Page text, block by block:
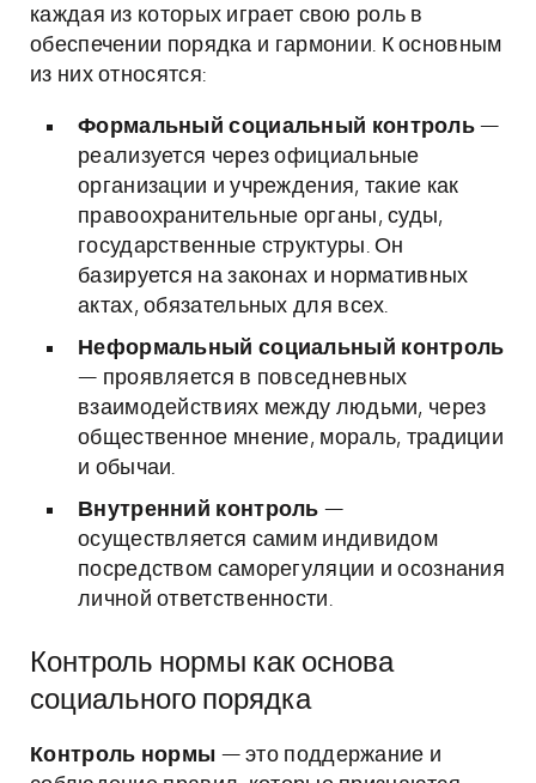
каждая из которых играет свою роль в
обеспечении порядка и гармонии. К основным
из них относятся:
Формальный социальный контроль —
реализуется через официальные
организации и учреждения, такие как
правоохранительные органы, суды,
государственные структуры. Он
базируется на законах и нормативных
актах, обязательных для всех.
Неформальный социальный контроль
— проявляется в повседневных
взаимодействиях между людьми, через
общественное мнение, мораль, традиции
и обычаи.
Внутренний контроль —
осуществляется самим индивидом
посредством саморегуляции и осознания
личной ответственности.
Контроль нормы как основа
социального порядка
Контроль нормы — это поддержание и